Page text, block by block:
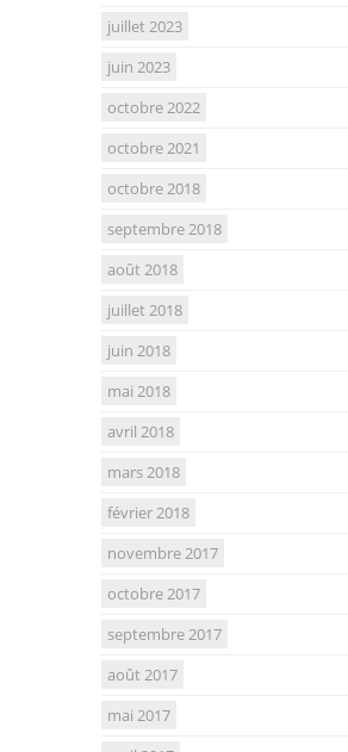
juillet 2023
juin 2023
octobre 2022
octobre 2021
octobre 2018
septembre 2018
août 2018
juillet 2018
juin 2018
mai 2018
avril 2018
mars 2018
février 2018
novembre 2017
octobre 2017
septembre 2017
août 2017
mai 2017